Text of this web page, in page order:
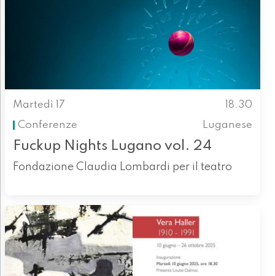
Martedì 17
18.30
Conferenze
Luganese
Fuckup Nights Lugano vol. 24
Fondazione Claudia Lombardi per il teatro